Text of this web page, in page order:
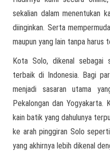
sekalian dalam menentukan
diinginkan. Serta
maupun yang lain tanpa harus
Kota Solo, dikenal sebagai
terbaik di Indonesia. Bagi
menjadi sasaran utama
Pekalongan dan Yogyakarta.
kain batik yang dahulunya
ke arah pinggiran Solo
yang akhirnya lebih dikenal